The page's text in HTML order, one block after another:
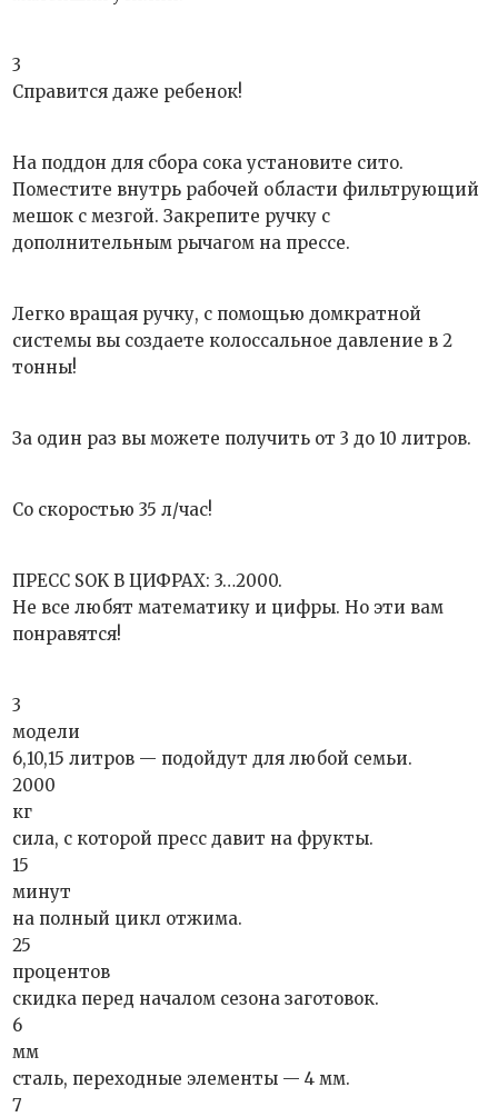
3
Справится даже ребенок!
На поддон для сбора сока установите сито.
Поместите внутрь рабочей области фильтрующий
мешок с мезгой. Закрепите ручку с
дополнительным рычагом на прессе.
Легко вращая ручку, с помощью домкратной
системы вы создаете колоссальное давление в 2
тонны!
За один раз вы можете получить от 3 до 10 литров.
Со скоростью 35 л/час!
ПРЕСС SОK В ЦИФРАХ: 3…2000.
Не все любят математику и цифры. Но эти вам
понравятся!
3
модели
6,10,15 литров — подойдут для любой семьи.
2000
кг
сила, с которой пресс давит на фрукты.
15
минут
на полный цикл отжима.
25
процентов
скидка перед началом сезона заготовок.
6
мм
сталь, переходные элементы — 4 мм.
7